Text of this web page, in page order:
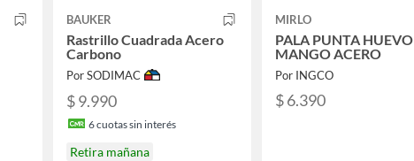
BAUKER
Rastrillo Cuadrada Acero
Carbono
Por SODIMAC
$ 9.990
6cuotas sin interés
Retira mañana
MIRLO
PALA PUNTA HUEVO
MANGO ACERO
Por INGCO
$ 6.390